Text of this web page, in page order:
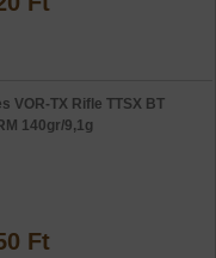
VOR-TX Rifle TTSX BT
140gr/9,1g
Ft